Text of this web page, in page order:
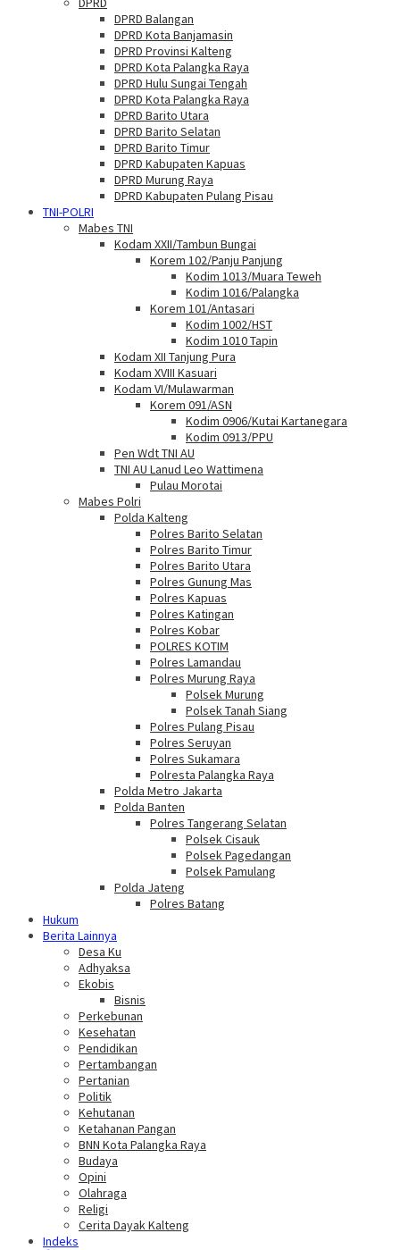
DPRD Balangan
DPRD Kota Banjamasin
DPRD Provinsi Kalteng
DPRD Kota Palangka Raya
DPRD Hulu Sungai Tengah
DPRD Kota Palangka Raya
DPRD Barito Utara
DPRD Barito Selatan
DPRD Barito Timur
DPRD Kabupaten Kapuas
DPRD Murung Raya
DPRD Kabupaten Pulang Pisau
TNI-POLRI
Mabes TNI
Kodam XXII/Tambun Bungai
Korem 102/Panju Panjung
Kodim 1013/Muara Teweh
Kodim 1016/Palangka
Korem 101/Antasari
Kodim 1002/HST
Kodim 1010 Tapin
Kodam XII Tanjung Pura
Kodam XVIII Kasuari
Kodam VI/Mulawarman
Korem 091/ASN
Kodim 0906/Kutai Kartanegara
Kodim 0913/PPU
Pen Wdt TNI AU
TNI AU Lanud Leo Wattimena
Pulau Morotai
Mabes Polri
Polda Kalteng
Polres Barito Selatan
Polres Barito Timur
Polres Barito Utara
Polres Gunung Mas
Polres Kapuas
Polres Katingan
Polres Kobar
POLRES KOTIM
Polres Lamandau
Polres Murung Raya
Polsek Murung
Polsek Tanah Siang
Polres Pulang Pisau
Polres Seruyan
Polres Sukamara
Polresta Palangka Raya
Polda Metro Jakarta
Polda Banten
Polres Tangerang Selatan
Polsek Cisauk
Polsek Pagedangan
Polsek Pamulang
Polda Jateng
Polres Batang
Hukum
Berita Lainnya
Desa Ku
Adhyaksa
Ekobis
Bisnis
Perkebunan
Kesehatan
Pendidikan
Pertambangan
Pertanian
Politik
Kehutanan
Ketahanan Pangan
BNN Kota Palangka Raya
Budaya
Opini
Olahraga
Religi
Cerita Dayak Kalteng
Indeks